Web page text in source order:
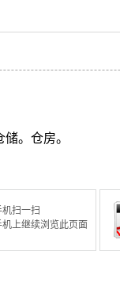
。仓房。
扫一扫
机上继续浏览此页面